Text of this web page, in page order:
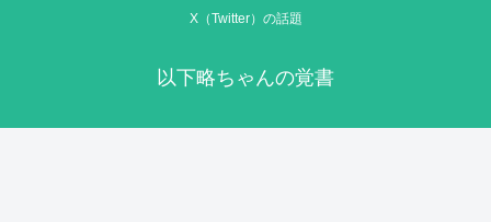
X（Twitter）の話題
以下略ちゃんの覚書